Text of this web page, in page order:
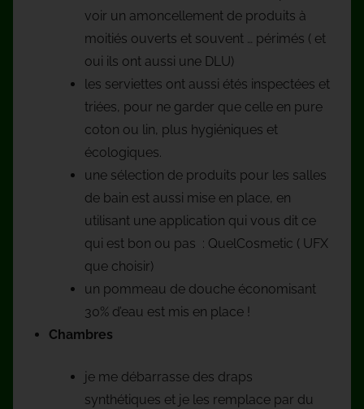
voir un amoncellement de produits à
moitiés ouverts et souvent … périmés ( et
oui ils ont aussi une DLU)
les serviettes ont aussi étés inspectées et
triées, pour ne garder que celle en pure
coton ou lin, plus hygiéniques et
écologiques.
une sélection de produits pour les salles
de bain est aussi mise en place, en
utilisant une application qui vous dit ce
qui est bon ou pas : QuelCosmetic ( UFX
que choisir)
un pommeau de douche économisant
30% d’eau est mis en place !
Chambres
je me débarrasse des draps
synthétiques et je les remplace par du